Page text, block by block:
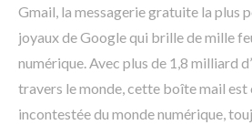
Gmail, la messagerie gratuite la plus
joyaux de Google qui brille de mille
numérique. Avec plus de 1,8 milliard
travers le monde, cette boîte mail
incontestée du monde numérique,